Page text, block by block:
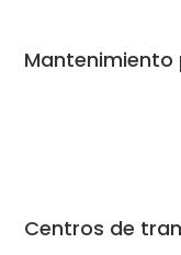
Centros de